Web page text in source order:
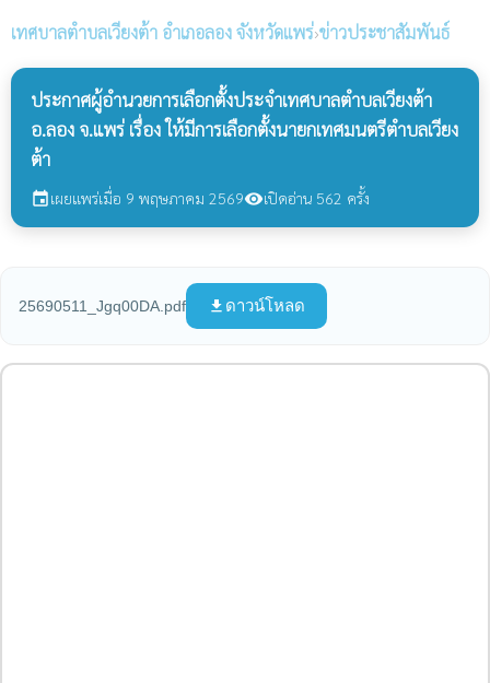
เทศบาลตำบลเวียงต้า อำเภอลอง จังหวัดแพร่›ข่าวประชาสัมพันธ์
ประกาศผู้อำนวยการเลือกตั้งประจำเทศบาลตำบลเวียงต้า
อ.ลอง จ.แพร่ เรื่อง ให้มีการเลือกตั้งนายกเทศมนตรีตำบลเวียง
ต้า
eventเผยแพร่เมื่อ 9 พฤษภาคม 2569visibilityเปิดอ่าน 562 ครั้ง
25690511_Jgq00DA.pdf file_download ดาวน์โหลด